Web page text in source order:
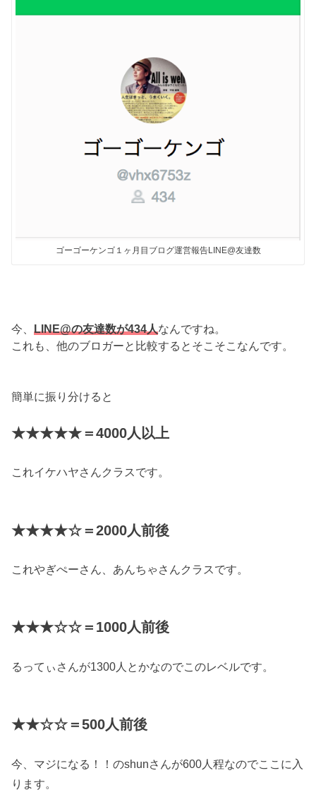
ゴーゴーケンゴ１ヶ月目ブログ運営報告LINE@友達数
今、LINE@の友達数が434人なんですね。
これも、他のブロガーと比較するとそこそこなんです。
簡単に振り分けると
★★★★★＝4000人以上
これイケハヤさんクラスです。
★★★★☆＝2000人前後
これやぎぺーさん、あんちゃさんクラスです。
★★★☆☆＝1000人前後
るってぃさんが1300人とかなのでこのレベルです。
★★☆☆＝500人前後
今、マジになる！！のshunさんが600人程なのでここに入
ります。